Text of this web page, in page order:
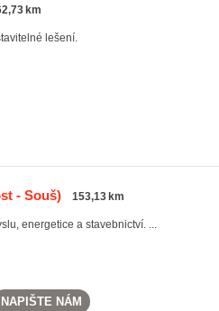
km
lešení.
- Souš) 153,13 km
energetice a stavebnictví. ...
NAPIŠTE NÁM